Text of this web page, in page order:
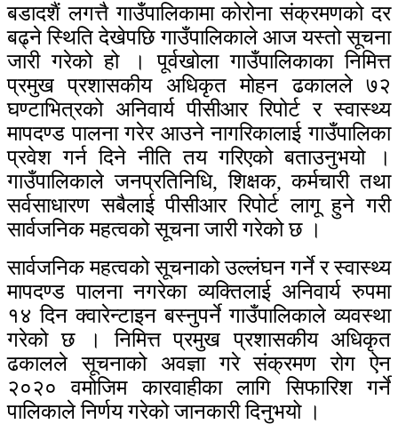
बडादशैं लगत्तै गाउँपालिकामा कोरोना संक्रमणको दर
बढ्ने स्थिति देखेपछि गाउँपालिकाले आज यस्तो सूचना
जारी गरेको हो । पूर्वखोला गाउँपालिकाका निमित्त
प्रमुख प्रशासकीय अधिकृत मोहन ढकालले ७२
घण्टाभित्रको अनिवार्य पीसीआर रिपोर्ट र स्वास्थ्य
मापदण्ड पालना गरेर आउने नागरिकालाई गाउँपालिका
प्रवेश गर्न दिने नीति तय गरिएको बताउनुभयो ।
गाउँपालिकाले जनप्रतिनिधि, शिक्षक, कर्मचारी तथा
सर्वसाधारण सबैलाई पीसीआर रिपोर्ट लागू हुने गरी
सार्वजनिक महत्वको सूचना जारी गरेको छ ।
सार्वजनिक महत्वको सूचनाको उल्लंघन गर्ने र स्वास्थ्य
मापदण्ड पालना नगरेका व्यक्तिलाई अनिवार्य रुपमा
१४ दिन क्वारेन्टाइन बस्नुपर्ने गाउँपालिकाले व्यवस्था
गरेको छ । निमित्त प्रमुख प्रशासकीय अधिकृत
ढकालले सूचनाको अवज्ञा गरे संक्रमण रोग ऐन
२०२० वमोजिम कारवाहीका लागि सिफारिश गर्ने
पालिकाले निर्णय गरेको जानकारी दिनुभयो ।